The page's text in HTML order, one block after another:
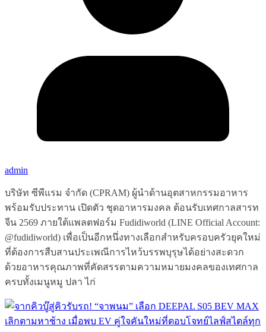
admin
บริษัท ซีพีแรม จำกัด (CPRAM) ผู้นำด้านอุตสาหกรรมอาหาร
พร้อมรับประทาน เปิดตัว ชุดอาหารมงคล ต้อนรับเทศกาลสารท
จีน 2569 ภายใต้แพลตฟอร์ม Fudidiworld (LINE Official Account:
@fudidiworld) เพื่อเป็นอีกหนึ่งทางเลือกสำหรับครอบครัวยุคใหม่
ที่ต้องการสืบสานประเพณีการไหว้บรรพบุรุษได้อย่างสะดวก
ด้วยอาหารคุณภาพที่คัดสรรตามความหมายมงคลของเทศกาล
ครบทั้งเมนูหมู ปลา ไก่